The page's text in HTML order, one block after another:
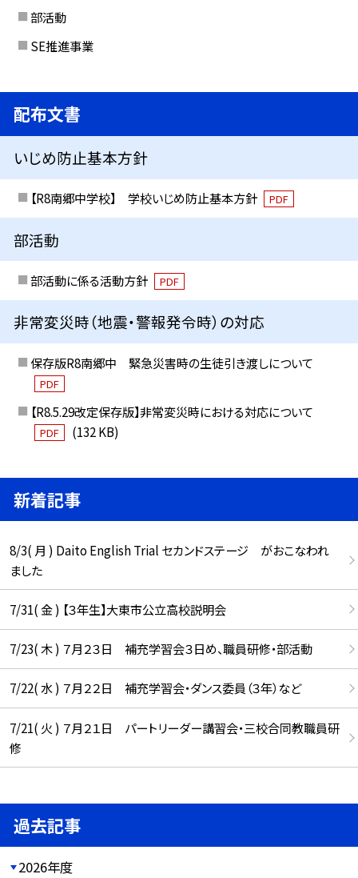
部活動
SE推進事業
配布文書
いじめ防止基本方針
【R8南郷中学校】 学校いじめ防止基本方針 PDF
部活動
部活動に係る活動方針 PDF
非常変災時（地震・警報発令時）の対応
保存版R8南郷中 緊急災害時の生徒引き渡しについて
PDF
【R8.5.29改定保存版】非常変災時における対応について
PDF (132 KB)
新着記事
8/3( 月 ) Daito English Trial セカンドステージ がおこなわれ
ました
7/31( 金 ) 【３年生】大東市公立高校説明会
7/23( 木 ) ７月２３日 補充学習会３日め、職員研修・部活動
7/22( 水 ) ７月２２日 補充学習会・ダンス委員（３年）など
7/21( 火 ) ７月２１日 パートリーダー講習会・三校合同教職員研
修
過去記事
2026年度